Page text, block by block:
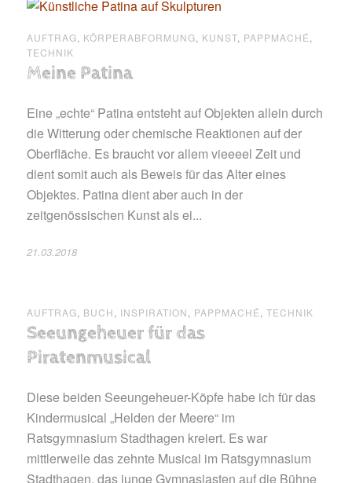
AUFTRAG, KÖRPERABFORMUNG, KUNST, PAPPMACHÉ,
TECHNIK
Meine Patina
Eine „echte“ Patina entsteht auf Objekten allein durch
die Witterung oder chemische Reaktionen auf der
Oberfläche. Es braucht vor allem vieeeel Zeit und
dient somit auch als Beweis für das Alter eines
Objektes. Patina dient aber auch in der
zeitgenössischen Kunst als ei...
21.03.2018
AUFTRAG, BUCH, INSPIRATION, PAPPMACHÉ, TECHNIK
Seeungeheuer für das
Piratenmusical
Diese beiden Seeungeheuer-Köpfe habe ich für das
Kindermusical „Helden der Meere“ im
Ratsgymnasium Stadthagen kreiert. Es war
mittlerweile das zehnte Musical im Ratsgymnasium
Stadthagen, das junge Gymnasiasten auf die Bühne